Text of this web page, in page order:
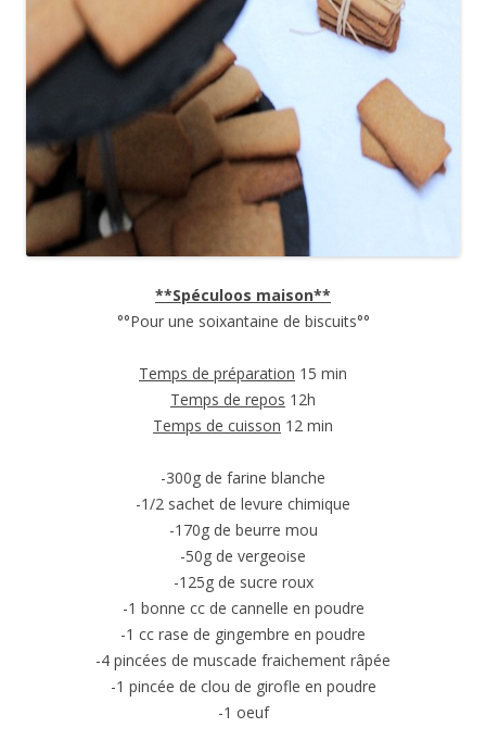
**Spéculoos maison**
°°Pour une soixantaine de biscuits°°
Temps de préparation 15 min
Temps de repos 12h
Temps de cuisson 12 min
-300g de farine blanche
-1/2 sachet de levure chimique
-170g de beurre mou
-50g de vergeoise
-125g de sucre roux
-1 bonne cc de cannelle en poudre
-1 cc rase de gingembre en poudre
-4 pincées de muscade fraichement râpée
-1 pincée de clou de girofle en poudre
-1 oeuf